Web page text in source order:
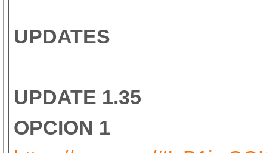
UPDATES
UPDATE 1.35
OPCION 1